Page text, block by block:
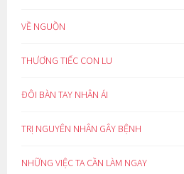
VỀ NGUỒN
THƯƠNG TIẾC CON LU
ĐÔI BÀN TAY NHÂN ÁI
TRỊ NGUYÊN NHÂN GÂY BỆNH
NHỮNG VIỆC TA CẦN LÀM NGAY